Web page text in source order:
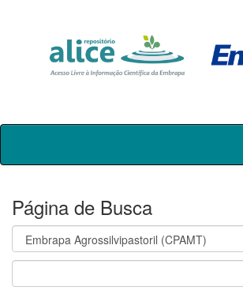
Skip
Página de Busca